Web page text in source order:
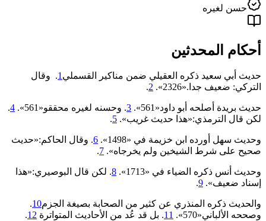
حسن لغيره
أحكام المحدثين
حديث أبي سعيد ذكره العقيلي ضمن مناكير القسملي1. وقال
التركي: ضعيف جدا.«2326».
2
.
حديث بريدة أصلحه أبو داود«561». 3. وحسنه لغيره محققو«561». 4
.
لكن قال الترمذي:«هذا حديث غريب». 5
.
وحديث سهل أورده ابن خزيمة في «1498». 6. وقال الحاكم:«حديث
صحيح على شرط الشيخين ولم يخرجاه». 7
.
وحديث أنس ذكره الضياء في «1713». 8. لكن قال البوصيري:«هذا
إسناد ضعيف». 9
.
والحديث ذكره المنذري عن كثير من الصحابة بصيغة الجزم10
.
وصححه الألباني«570».
11. بل قد عُد من الأحاديث المتواترة 12
.